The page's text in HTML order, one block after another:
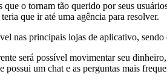
o tornam tão querido por seus
que ir até uma agência para resolver.
nas principais lojas de aplicativo,
será possível movimentar seu
um chat e as perguntas mais